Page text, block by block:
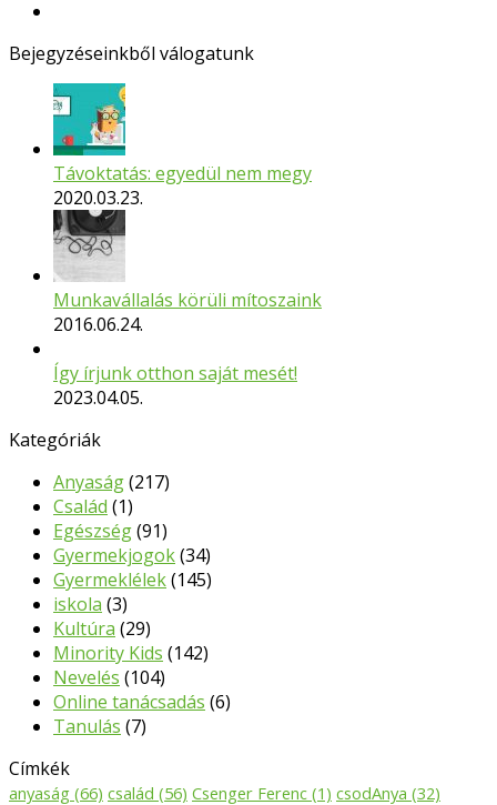
Bejegyzéseinkből válogatunk
Távoktatás: egyedül nem megy
2020.03.23.
Munkavállalás körüli mítoszaink
2016.06.24.
Így írjunk otthon saját mesét!
2023.04.05.
Kategóriák
Anyaság(217)
Család (1)
Egészség(91)
Gyermekjogok(34)
Gyermeklélek(145)
iskola (3)
Kultúra (29)
Minority Kids (142)
Nevelés (104)
Online tanácsadás (6)
Tanulás (7)
Címkék
anyaság (66) család (56) Csenger Ferenc (1) csodAnya (32)